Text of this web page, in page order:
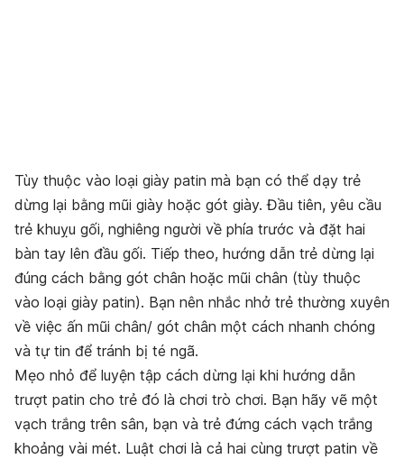
Tùy thuộc vào loại giày patin mà bạn có thể dạy trẻ
dừng lại bằng mũi giày hoặc gót giày. Đầu tiên, yêu cầu
trẻ khuỵu gối, nghiêng người về phía trước và đặt hai
bàn tay lên đầu gối. Tiếp theo, hướng dẫn trẻ dừng lại
đúng cách bằng gót chân hoặc mũi chân (tùy thuộc
vào loại giày patin). Bạn nên nhắc nhở trẻ thường xuyên
về việc ấn mũi chân/ gót chân một cách nhanh chóng
và tự tin để tránh bị té ngã.
Mẹo nhỏ để luyện tập cách dừng lại khi hướng dẫn
trượt patin cho trẻ đó là chơi trò chơi. Bạn hãy vẽ một
vạch trắng trên sân, bạn và trẻ đứng cách vạch trắng
khoảng vài mét. Luật chơi là cả hai cùng trượt patin về